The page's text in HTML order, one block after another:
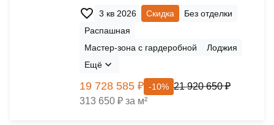
3 кв 2026 Скидка
Без отделки
Распашная
Мастер-зона с гардеробной
Лоджия
Ещё
19 728 585 ₽ -10% 21 920 650 ₽
313 650 ₽ за м²